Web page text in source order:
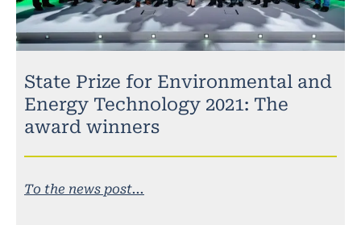
State Prize for Environmental and
Energy Technology 2021: The
award winners
To the news post...